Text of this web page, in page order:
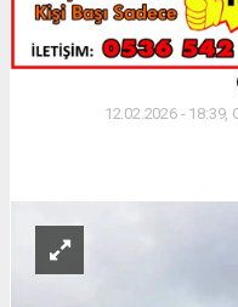
12.02.2026 - 18:39,